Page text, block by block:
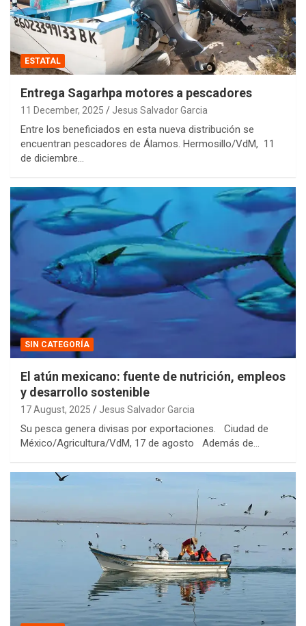
ESTATAL
Entrega Sagarhpa motores a pescadores
11 December, 2025 Jesus Salvador Garcia
Entre los beneficiados en esta nueva distribución se
encuentran pescadores de Álamos. Hermosillo/VdM, 11
de diciembre…
SIN CATEGORÍA
El atún mexicano: fuente de nutrición, empleos
y desarrollo sostenible
17 August, 2025 Jesus Salvador Garcia
Su pesca genera divisas por exportaciones. Ciudad de
México/Agricultura/VdM, 17 de agosto Además de…